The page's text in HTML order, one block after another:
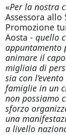
«Per la nostra
Assessora
Promozione
Aosta - quello
appuntamento
animare il
migliaia di
sia con
famiglie in un
non possiamo
sforzo
una
a livello